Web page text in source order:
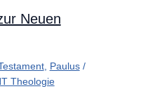
Neuen
, Paulus/
Theologie